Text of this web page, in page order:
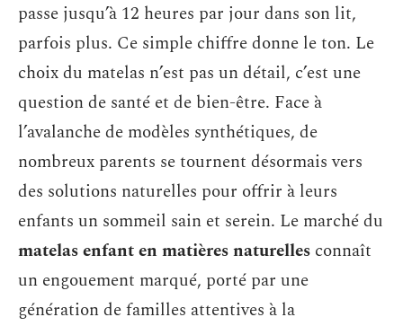
passe jusqu’à 12 heures par jour dans son lit,
parfois plus. Ce simple chiffre donne le ton. Le
choix du matelas n’est pas un détail, c’est une
question de santé et de bien-être. Face à
l’avalanche de modèles synthétiques, de
nombreux parents se tournent désormais vers
des solutions naturelles pour offrir à leurs
enfants un sommeil sain et serein. Le marché du
matelas enfant en matières naturelles connaît
un engouement marqué, porté par une
génération de familles attentives à la